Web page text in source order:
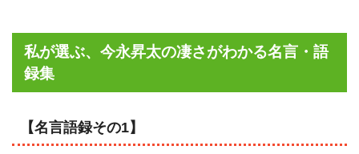
私が選ぶ、今永昇太の凄さがわかる名言・語
録集
【名言語録その1】